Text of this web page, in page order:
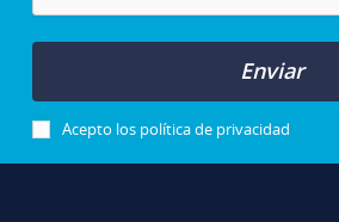
Enviar
Acepto los política de privacidad